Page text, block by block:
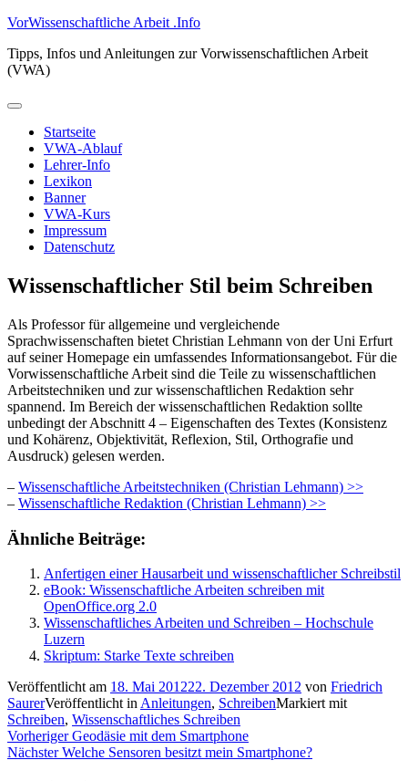
Zum
springen
VorWissenschaftliche Arbeit .Info
Tipps, Infos und Anleitungen zur Vorwissenschaftlichen Arbeit
(VWA)
Primäres
Startseite
VWA-Ablauf
Lehrer-Info
Lexikon
Banner
VWA-Kurs
Impressum
Datenschutz
Wissenschaftlicher Stil beim Schreiben
Als Professor für allgemeine und vergleichende
Sprachwissenschaften bietet Christian Lehmann von der Uni Erfurt
auf seiner Homepage ein umfassendes Informationsangebot. Für die
Vorwissenschaftliche Arbeit sind die Teile zu wissenschaftlichen
Arbeitstechniken und zur wissenschaftlichen Redaktion sehr
spannend. Im Bereich der wissenschaftlichen Redaktion sollte
unbedingt der Abschnitt 4 – Eigenschaften des Textes (Konsistenz
und Kohärenz, Objektivität, Reflexion, Stil, Orthografie und
Ausdruck) gelesen werden.
– Wissenschaftliche Arbeitstechniken (Christian Lehmann) >>
– Wissenschaftliche Redaktion (Christian Lehmann) >>
Ähnliche Beiträge:
Anfertigen einer Hausarbeit und wissenschaftlicher Schreibstil
eBook: Wissenschaftliche Arbeiten schreiben mit
OpenOffice.org 2.0
Wissenschaftliches Arbeiten und Schreiben – Hochschule
Luzern
Skriptum: Starke Texte schreiben
Veröffentlicht am 18. Mai 201222. Dezember 2012 von Friedrich
SaurerVeröffentlicht in Anleitungen, SchreibenMarkiert mit
Schreiben, Wissenschaftliches Schreiben
Beitragsnavigation
Vorheriger Vorheriger
Beitrag:
Geodäsie mit dem Smartphone
Nächster Nächster
Welche Sensoren besitzt mein Smartphone?